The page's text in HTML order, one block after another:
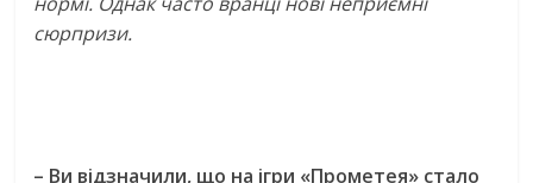
сюрпризи.
– Ви відзначили, що на ігри «Прометея» стало